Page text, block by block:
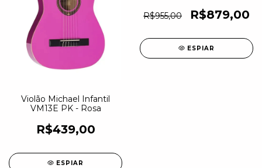
Violão Michael Infantil
VM13E PK - Rosa
R$439,00
ESPIAR
R$955,00 R$879,00
ESPIAR